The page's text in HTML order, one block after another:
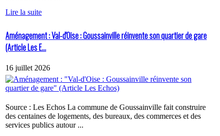
Lire la suite
Aménagement : Val-d'Oise : Goussainville réinvente son quartier de gare
(Article Les E...
16 juillet 2026
Source : Les Echos La commune de Goussainville fait construire
des centaines de logements, des bureaux, des commerces et des
services publics autour ...